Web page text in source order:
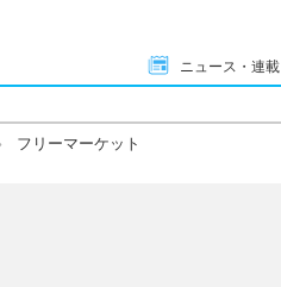
ニュース・連載
フリーマーケット